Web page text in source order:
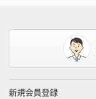
新規会員登録